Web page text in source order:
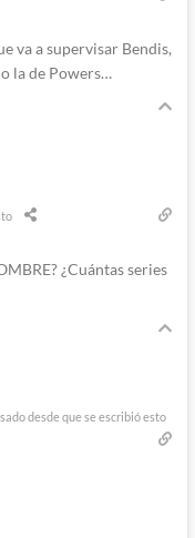
va a supervisar Bendis,
la de Powers…
¿Cuántas series
desde que se escribió esto